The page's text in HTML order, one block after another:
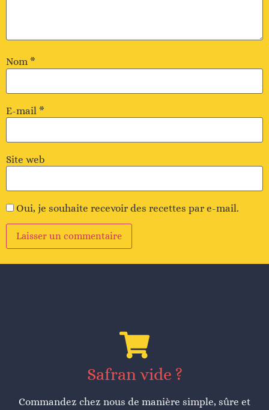
Nom *
E-mail *
Site web
Oui, je souhaite recevoir des recettes par e-mail.
Alternative
Safran vide ?
Commandez chez nous de manière simple, sûre et